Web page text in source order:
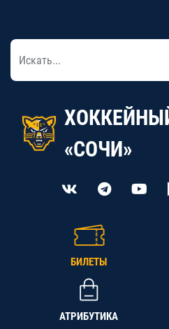
«СОЧИ»
БИЛЕТЫ
АТРИБУТИКА